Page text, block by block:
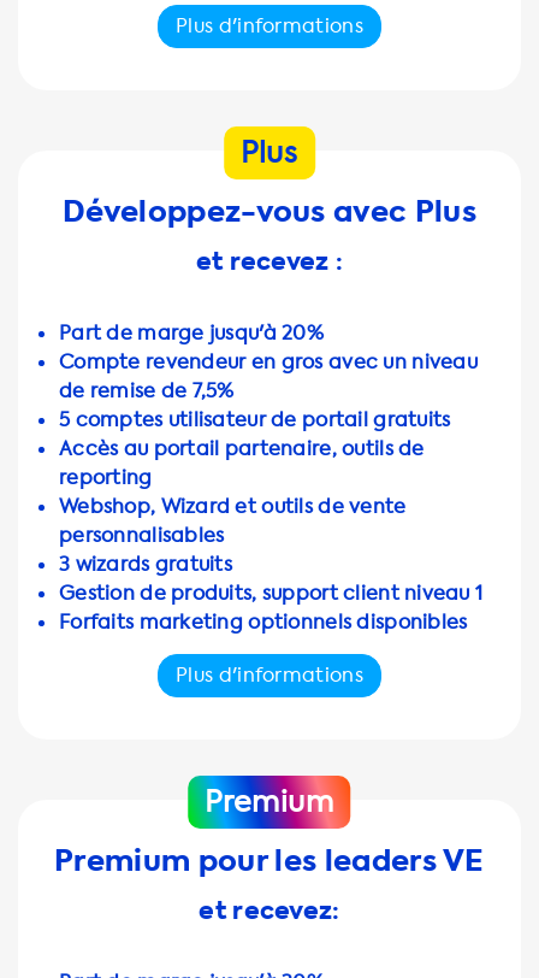
Plus d'informations
Plus
Développez-vous avec Plus
et recevez :
Part de marge jusqu'à 20%
Compte revendeur en gros avec un niveau
de remise de 7,5%
5 comptes utilisateur de portail gratuits
Accès au portail partenaire, outils de
reporting
Webshop, Wizard et outils de vente
personnalisables
3 wizards gratuits
Gestion de produits, support client niveau 1
Forfaits marketing optionnels disponibles
Plus d'informations
Premium
Premium pour les leaders VE
et recevez: